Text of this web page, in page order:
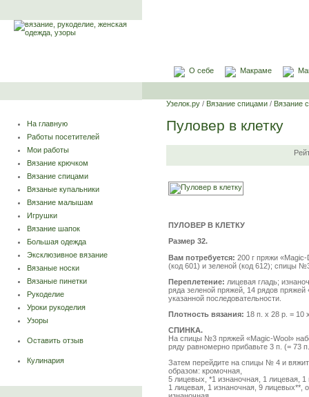
О себе Макраме
На главную
Работы посетителей
Мои работы
Вязание крючком
Вязание спицами
Вязаные купальники
Вязание малышам
Игрушки
Вязание шапок
Большая одежда
Эксклюзивное вязание
Вязаные носки
Вязаные пинетки
Рукоделие
Уроки рукоделия
Узоры
Оставить отзыв
Кулинария
Узелок.ру / Вязание спицами / Вязание
Пуловер в клетку
ПУЛОВЕР В КЛЕТКУ
Размер 32.
Вам потребуется: 200 г пряжи
(код 601) и зеленой (код 612);
Переплетение: лицевая гладь;
ряда зеленой пряжей, 14 рядов
указанной последовательности.
Плотность вязания: 18 п. х 28 р. = 10
СПИНКА.
На спицы №3 пряжей «Magic-Wool»
ряду равномерно прибавьте 3 п. (= 73
Затем перейдите на спицы № 4 и
образом: кромочная,
5 лицевых, *1 изнаночная, 1 лицевая, 1
1 лицевая, 1 изнаночная, 9 лицевых**,